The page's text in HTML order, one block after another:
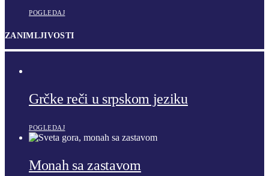
POGLEDAJ
ZANIMLJIVOSTI
Grčke reči u srpskom jeziku
POGLEDAJ
Monah sa zastavom